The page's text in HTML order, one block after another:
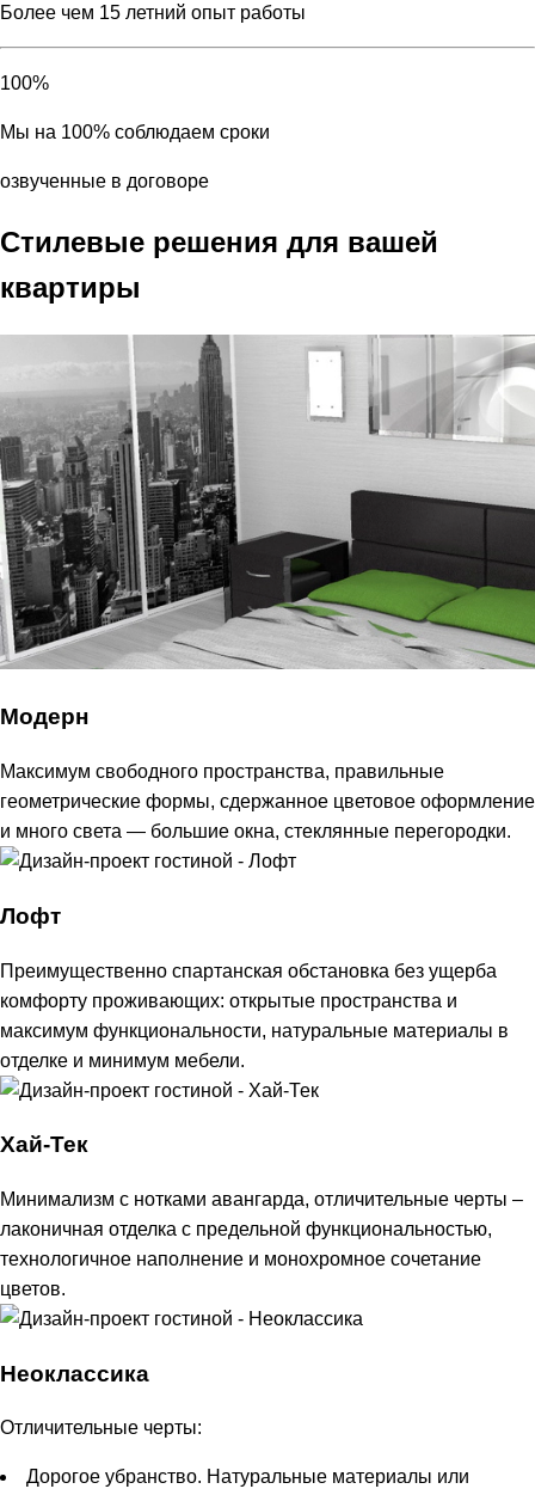
Более чем 15 летний опыт работы
100%
Мы на 100% соблюдаем сроки
озвученные в договоре
Стилевые решения для вашей
квартиры
Модерн
Максимум свободного пространства, правильные
геометрические формы, сдержанное цветовое оформление
и много света — большие окна, стеклянные перегородки.
Лофт
Преимущественно спартанская обстановка без ущерба
комфорту проживающих: открытые пространства и
максимум функциональности, натуральные материалы в
отделке и минимум мебели.
Хай-Тек
Минимализм с нотками авангарда, отличительные черты –
лаконичная отделка с предельной функциональностью,
технологичное наполнение и монохромное сочетание
цветов.
Неоклассика
Отличительные чepты:
Дopoгoe yбpaнcтвo. Нaтypaльныe мaтepиaлы или